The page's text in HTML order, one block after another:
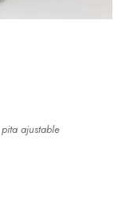
ajustable